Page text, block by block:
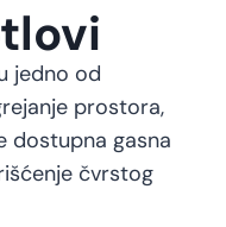
jedno od
prostora,
dostupna gasna
čvrstog